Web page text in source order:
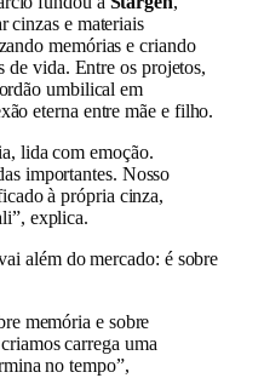
cinzas e materiais
memórias e criando
de vida. Entre os projetos,
umbilical em
eterna entre mãe e filho.
lida com emoção.
importantes. Nosso
à própria cinza,
explica.
além do mercado: é sobre
memória e sobre
carrega uma
no tempo”,